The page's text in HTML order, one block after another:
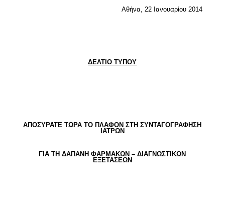
Αθήνα, 22 Ιανουαρίου 2014
ΔΕΛΤΙΟ ΤΥΠΟΥ
ΑΠΟΣΥΡΑΤΕ ΤΩΡΑ ΤΟ ΠΛΑΦΟΝ ΣΤΗ ΣΥΝΤΑΓΟΓΡΑΦΗΣΗ
ΙΑΤΡΩΝ
ΓΙΑ ΤΗ ΔΑΠΑΝΗ ΦΑΡΜΑΚΩΝ – ΔΙΑΓΝΩΣΤΙΚΩΝ
ΕΞΕΤΑΣΕΩΝ